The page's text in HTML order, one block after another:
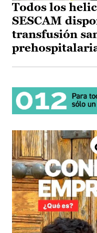
Todos los
SESCAM
transfusión